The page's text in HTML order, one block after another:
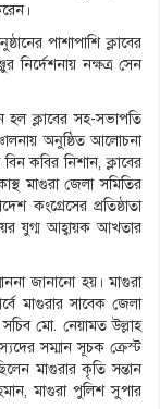
পাশাপাশি ক্লাবের
নির্দেশনায় নক্ষত্র সেন
হল ক্লাবের সহ-সভাপতি
অনুষ্ঠিত আলোচনা
কবির নিশান, ক্লাবের
মাগুরা জেলা সমিতির
কংগ্রেসের প্রতিষ্ঠাতা
যুগ্ম আহ্বায়ক আখতার
জানানো হয়। মাগুরা
মাগুরার সাবেক জেলা
মো. নেয়ামত উল্লাহ
সম্মান সূচক ক্রেস্ট
মাগুরার কৃতি সন্তান
মাগুরা পুলিশ সুপার